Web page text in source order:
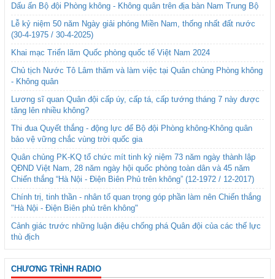
Dấu ấn Bộ đội Phòng không - Không quân trên địa bàn Nam Trung Bộ
Lễ kỷ niệm 50 năm Ngày giải phóng Miền Nam, thống nhất đất nước
(30-4-1975 / 30-4-2025)
Khai mạc Triển lãm Quốc phòng quốc tế Việt Nam 2024
Chủ tịch Nước Tô Lâm thăm và làm việc tại Quân chủng Phòng không
- Không quân
Lương sĩ quan Quân đội cấp úy, cấp tá, cấp tướng tháng 7 này được
tăng lên nhiều không?
Thi đua Quyết thắng - động lực để Bộ đội Phòng không-Không quân
bảo vệ vững chắc vùng trời quốc gia
Quân chủng PK-KQ tổ chức mít tinh kỷ niệm 73 năm ngày thành lập
QĐND Việt Nam, 28 năm ngày hội quốc phòng toàn dân và 45 năm
Chiến thắng “Hà Nội - Điện Biên Phủ trên không” (12-1972 / 12-2017)
Chính trị, tinh thần - nhân tố quan trọng góp phần làm nên Chiến thắng
"Hà Nội - Điện Biên phủ trên không"
Cảnh giác trước những luận điệu chống phá Quân đội của các thế lực
thù địch
CHƯƠNG TRÌNH RADIO